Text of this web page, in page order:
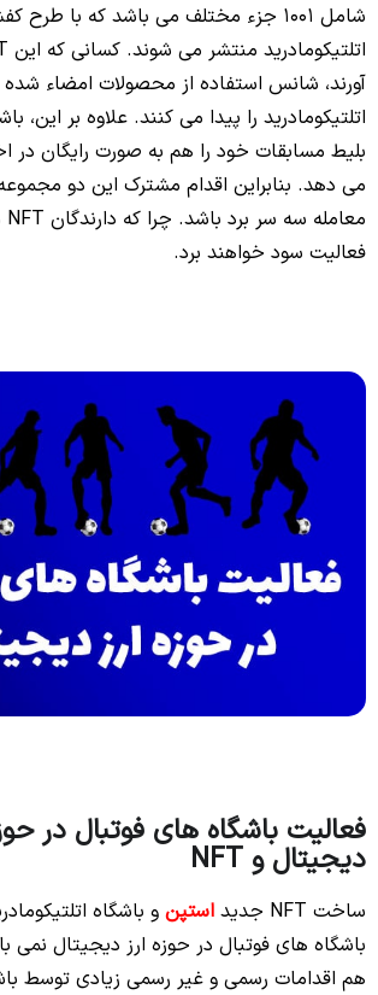
شامل 1001 جزء مختلف می باشد که با
آورند، شانس استفاده از محصولات امضاء شده
اتلتیکومادرید را پیدا می کنند. علاوه بر این،
بلیط مسابقات خود را هم به صورت رایگان در
می دهد. بنابراین اقدام مشترک این دو
فعالیت سود خواهند برد.
فعالیت باشگاه های فوتبال در
دیجیتال و NFT
ساخت NFT جدید استپن و باشگاه
باشگاه های فوتبال در حوزه ارز دیجیتال نمی
هم اقدامات رسمی و غیر رسمی زیادی توسط